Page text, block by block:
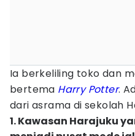
Ia berkeliling toko dan
bertema Harry Potter.
dari asrama di sekolah
1. Kawasan Harajuku